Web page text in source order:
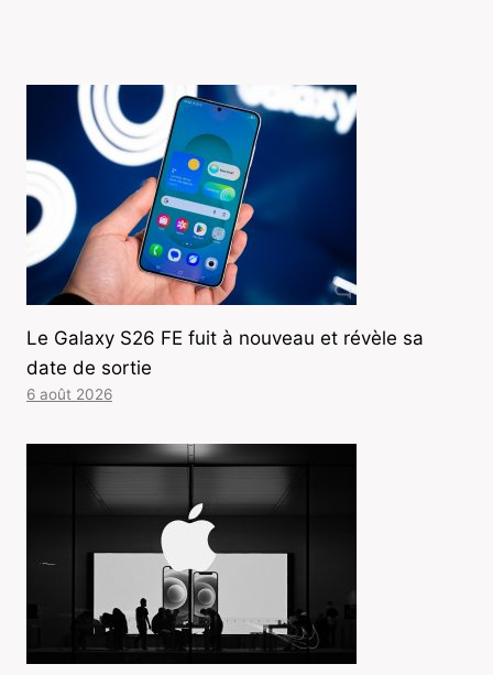
Le Galaxy S26 FE fuit à nouveau et révèle sa
date de sortie
6 août 2026